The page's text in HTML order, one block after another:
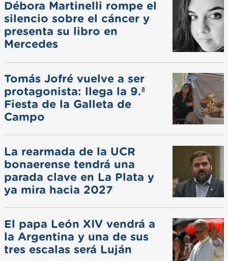
Débora Martinelli rompe el
silencio sobre el cáncer y
presenta su libro en
Mercedes
Tomás Jofré vuelve a ser
protagonista: llega la 9.ª
Fiesta de la Galleta de
Campo
La rearmada de la UCR
bonaerense tendrá una
parada clave en La Plata y
ya mira hacia 2027
El papa León XIV vendrá a
la Argentina y una de sus
tres escalas será Luján